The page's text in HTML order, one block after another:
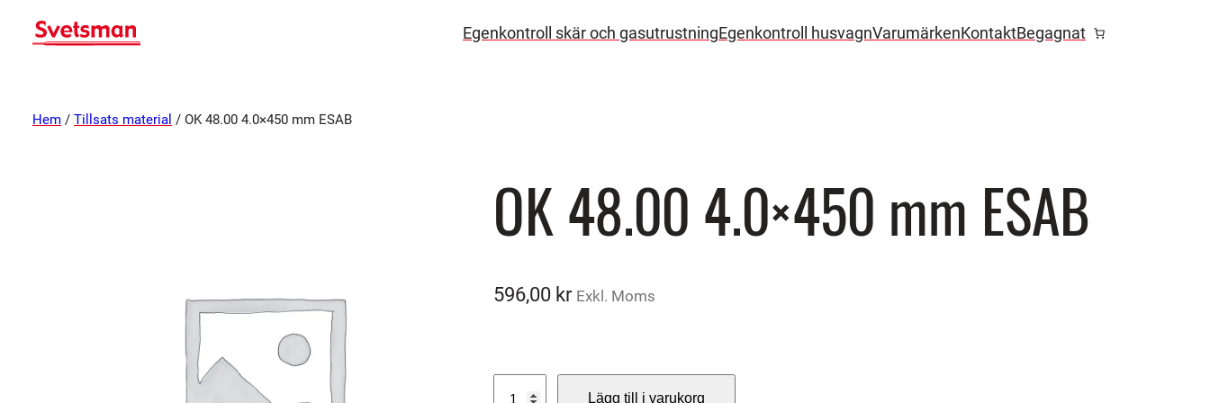
Egenkontroll skär och gasutrustningEgenkontroll husvagnVarumärkenKontaktBegagnat
Hem / Tillsats material / OK 48.00 4.0×450 mm ESAB
OK 48.00 4.0×450 mm ESAB
596,00 kr Exkl. Moms
Lägg till i varukorg